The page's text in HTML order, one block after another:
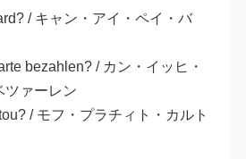
/ キャン・アイ・ペイ・バ
bezahlen? / カン・イッヒ・
ツァーレン
/ モフ・プラチィト・カルト